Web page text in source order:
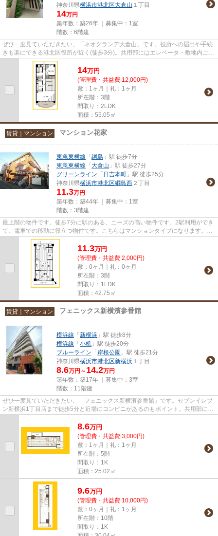
神奈川県横浜市港北区大倉山 １丁目
14万円
築年数：築26年 ｜募集中： 1室
階数：6階建
ぜひ一度見ていただきたい、「ネオグランデ大倉山」です。役所への届出や手続
きも楽にできる港北区役所が近く(徒歩3分)。共用部にはエレベータ・敷地内ごみ
置き場など様々な設備やサー...
14万円
(管理費・共益費 12,000円)
敷：1ヶ月｜礼：1ヶ月
所在階：3階
間取り：2LDK
面積：55.05㎡
賃貸｜マンション マンション花家
東急東横線 「 綱島 」駅 徒歩7分
東急東横線 「 大倉山 」駅 徒歩27分
グリーンライン 「 日吉本町 」駅 徒歩25分
神奈川県横浜市港北区綱島西 ２丁目
11.3万円
築年数：築44年 ｜募集中： 1室
階数：3階建
最上階の物件です。徒歩7分に駅のある、ニーズの高い物件です。2駅利用ができ
て、電車での移動に役立つ物件です。こちらはマンションタイプになります。
045-620-0043より株式会社Kanoo...
11.3万円
(管理費・共益費 2,000円)
敷：0ヶ月｜礼：0ヶ月
所在階：3階
間取り：1LDK
面積：42.75㎡
賃貸｜マンション フェニックス新横濱参番館
横浜線 「 新横浜 」駅 徒歩8分
横浜線 「 小机 」駅 徒歩20分
ブルーライン 「 岸根公園 」駅 徒歩21分
神奈川県横浜市港北区新横浜 １丁目
8.6万円～ 14.2万円
築年数：築17年 ｜募集中： 3室
階数：11階建
ぜひ一度見ていただきたい、「フェニックス新横濱参番館」です。セブンイレブ
ン新横浜1丁目店まで徒歩5分と近場にコンビニがあるのもポイント。共用部には
8.6万円
(管理費・共益費 3,000円)
敷：1ヶ月｜礼：1ヶ月
所在階：5階
間取り：1K
面積：25.02㎡
9.6万円
(管理費・共益費 10,000円)
敷：0ヶ月｜礼：1ヶ月
所在階：10階
間取り：1K